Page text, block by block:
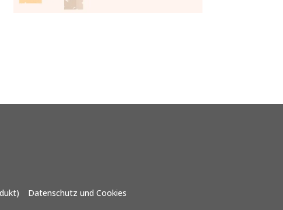
Datenschutz und Cookies